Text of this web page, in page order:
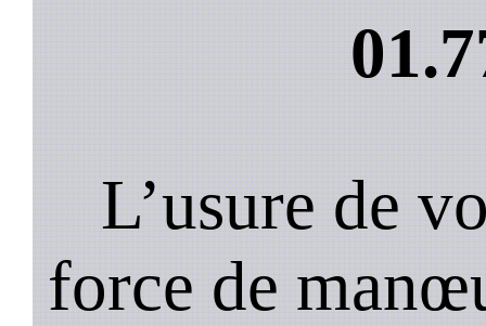
L’usure de
force de